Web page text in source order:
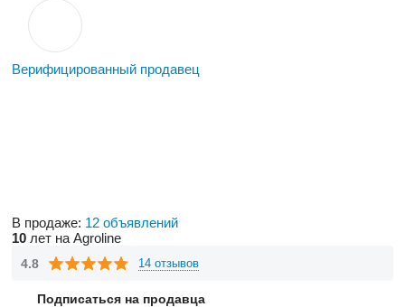
Верифицированный продавец
В продаже: 12 объявлений
10 лет на Agroline
4.8 14 отзывов
Подписаться на продавца